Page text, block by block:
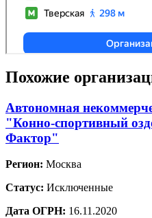
Похожие
Автономная
"Конно-спортивный
Фактор"
Регион: Москва
Статус: Исключенные
Дата ОГРН: 16.11.2020